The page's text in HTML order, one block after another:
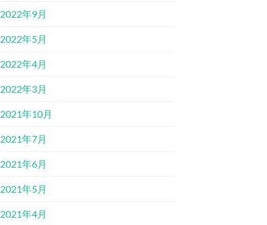
2022年9月
2022年5月
2022年4月
2022年3月
2021年10月
2021年7月
2021年6月
2021年5月
2021年4月